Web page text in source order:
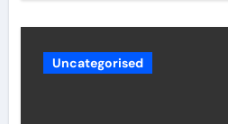
Uncategorised